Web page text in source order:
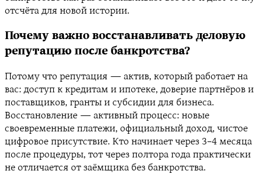
отсчёта для новой истории.
Почему важно восстанавливать деловую
репутацию после банкротства?
Потому что репутация — актив, который работает на
вас: доступ к кредитам и ипотеке, доверие партнёров и
поставщиков, гранты и субсидии для бизнеса.
Восстановление — активный процесс: новые
своевременные платежи, официальный доход, чистое
цифровое присутствие. Кто начинает через 3–4 месяца
после процедуры, тот через полтора года практически
не отличается от заёмщика без банкротства.